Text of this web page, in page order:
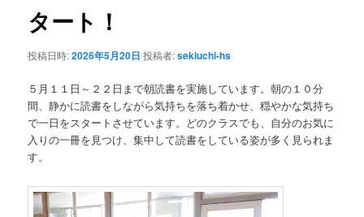
ン
ツ
へ
移
動
タート！
投稿日時:2026年5月20日 投稿者:sekiuchi-hs
５月１１日～２２日まで朝読書を実施しています。朝の１０分
間、静かに読書をしながら気持ちを落ち着かせ、穏やかな気持ち
で一日をスタートさせています。どのクラスでも、自分のお気に
入りの一冊を見つけ、集中して読書をしている姿が多く見られま
す。